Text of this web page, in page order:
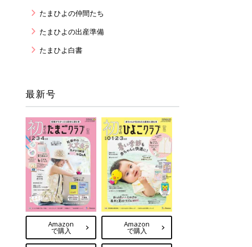
たまひよの仲間たち
たまひよの出産準備
たまひよ白書
最新号
Amazon
で購入
Amazon
で購入